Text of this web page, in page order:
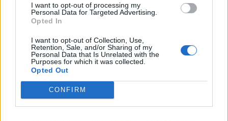
I want to opt-out of processing my
Personal Data for Targeted Advertising.
Opted In
I want to opt-out of Collection, Use,
Retention, Sale, and/or Sharing of my
Personal Data that Is Unrelated with the
Purposes for which it was collected.
Opted Out
CONFIRM
ΑΡΧΙΚΗ
ΡΟΗ ΕΙΔΗΣΕΩΝ